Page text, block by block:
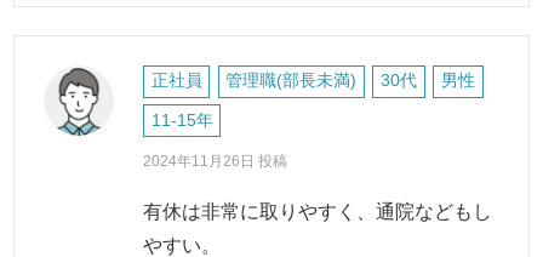
正社員 管理職(部長未満) 30代 男性
11-15年
2024年11月26日 投稿
有休は非常に取りやすく、通院などもし
やすい。